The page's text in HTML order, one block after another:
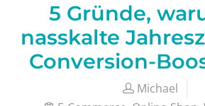
5 Gründe,
nasskalte
Conversion-
Michael